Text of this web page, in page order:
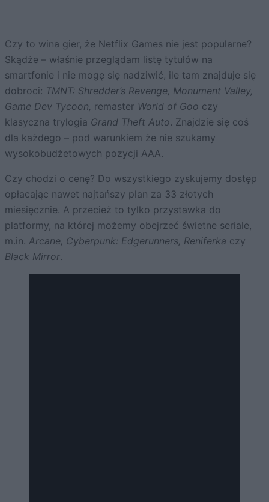
Czy to wina gier, że Netflix Games nie jest popularne?
Skądże – właśnie przeglądam listę tytułów na
smartfonie i nie mogę się nadziwić, ile tam znajduje się
dobroci: TMNT: Shredder’s Revenge, Monument Valley,
Game Dev Tycoon, remaster World of Goo czy
klasyczna trylogia Grand Theft Auto. Znajdzie się coś
dla każdego – pod warunkiem że nie szukamy
wysokobudżetowych pozycji AAA.
Czy chodzi o cenę? Do wszystkiego zyskujemy dostęp
opłacając nawet najtańszy plan za 33 złotych
miesięcznie. A przecież to tylko przystawka do
platformy, na której możemy obejrzeć świetne seriale,
m.in. Arcane, Cyberpunk: Edgerunners, Reniferka czy
Black Mirror.